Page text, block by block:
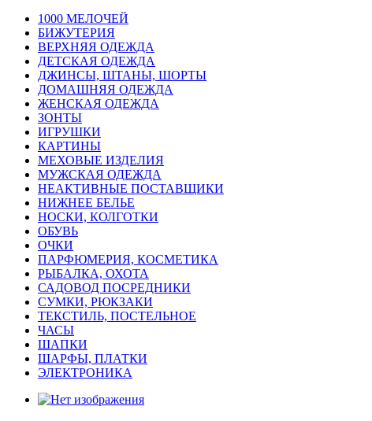
1000 МЕЛОЧЕЙ
БИЖУТЕРИЯ
ВЕРХНЯЯ ОДЕЖДА
ДЕТСКАЯ ОДЕЖДА
ДЖИНСЫ, ШТАНЫ, ШОРТЫ
ДОМАШНЯЯ ОДЕЖДА
ЖЕНСКАЯ ОДЕЖДА
ЗОНТЫ
ИГРУШКИ
КАРТИНЫ
МЕХОВЫЕ ИЗДЕЛИЯ
МУЖСКАЯ ОДЕЖДА
НЕАКТИВНЫЕ ПОСТАВЩИКИ
НИЖНЕЕ БЕЛЬЕ
НОСКИ, КОЛГОТКИ
ОБУВЬ
ОЧКИ
ПАРФЮМЕРИЯ, КОСМЕТИКА
РЫБАЛКА, ОХОТА
САДОВОД ПОСРЕДНИКИ
СУМКИ, РЮКЗАКИ
ТЕКСТИЛЬ, ПОСТЕЛЬНОЕ
ЧАСЫ
ШАПКИ
ШАРФЫ, ПЛАТКИ
ЭЛЕКТРОНИКА